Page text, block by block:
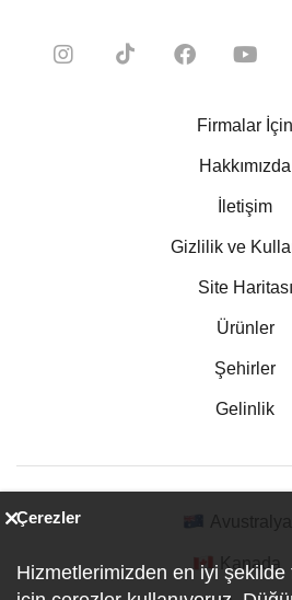
Firmalar İçin
Hakkımızda
İletişim
Gizlilik ve
Site Haritası
Ürünler
Şehirler
Gelinlik
Kanada
Çerezler
Hizmetlerimizden en iyi